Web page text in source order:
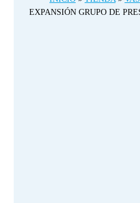
EXPANSIÓN GRUPO DE